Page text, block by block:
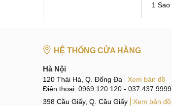
1 Sao
HỆ THỐNG CỬA HÀNG
Hà Nội
120 Thái Hà, Q. Đống Đa
Xem bản đồ
Điện thoại: 0969.120.120 - 037.437.9999
398 Cầu Giấy, Q. Cầu Giấy
Xem bản đồ